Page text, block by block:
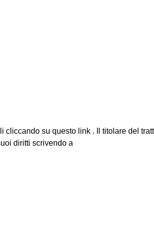
cliccando su questo link . Il titolare del
diritti scrivendo a